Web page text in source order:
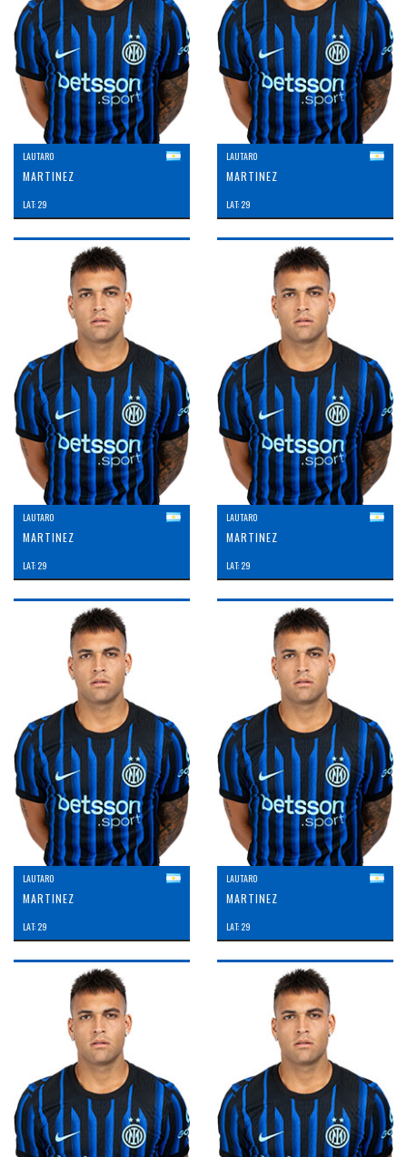
LAUTARO
MARTINEZ
LAT: 29
LAUTARO
MARTINEZ
LAT: 29
LAUTARO
MARTINEZ
LAT: 29
LAUTARO
MARTINEZ
LAT: 29
LAUTARO
MARTINEZ
LAT: 29
LAUTARO
MARTINEZ
LAT: 29